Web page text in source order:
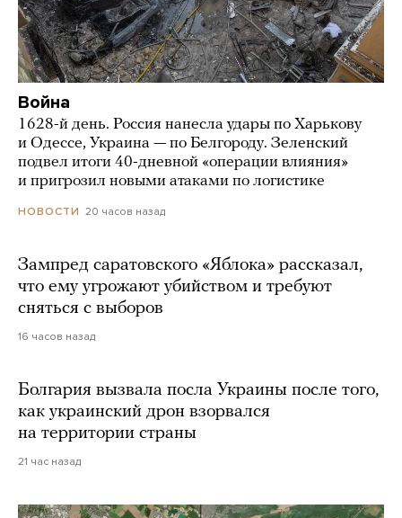
Война
1628-й день. Россия нанесла удары по Харькову
и Одессе, Украина — по Белгороду. Зеленский
подвел итоги 40-дневной «операции влияния»
и пригрозил новыми атаками по логистике
НОВОСТИ 20 часов назад
Зампред саратовского «Яблока» рассказал,
что ему угрожают убийством и требуют
сняться с выборов
16 часов назад
Болгария вызвала посла Украины после того,
как украинский дрон взорвался
на территории страны
21 час назад